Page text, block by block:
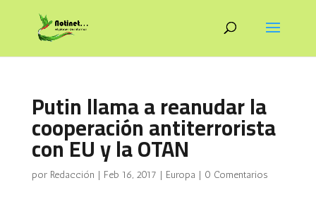
Putin llama a reanudar la
cooperación antiterrorista
con EU y la OTAN
por Redacción | Feb 16, 2017 | Europa | 0 Comentarios